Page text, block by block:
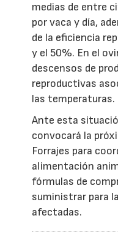
medias de entre
por vaca y día,
de la eficiencia
y el 50%. En el
descensos de
reproductivas
las temperaturas.
Ante esta
convocará la
Forrajes para
alimentación
fórmulas de
suministrar para
afectadas.